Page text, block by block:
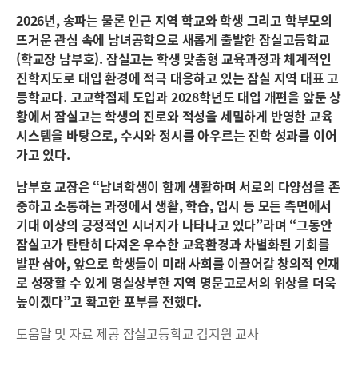
2026년, 송파는 물론 인근 지역 학교와 학생 그리고 학부모의
뜨거운 관심 속에 남녀공학으로 새롭게 출발한 잠실고등학교
(학교장 남부호). 잠실고는 학생 맞춤형 교육과정과 체계적인
진학지도로 대입 환경에 적극 대응하고 있는 잠실 지역 대표 고
등학교다. 고교학점제 도입과 2028학년도 대입 개편을 앞둔 상
황에서 잠실고는 학생의 진로와 적성을 세밀하게 반영한 교육
시스템을 바탕으로, 수시와 정시를 아우르는 진학 성과를 이어
가고 있다.
남부호 교장은 “남녀학생이 함께 생활하며 서로의 다양성을 존
중하고 소통하는 과정에서 생활, 학습, 입시 등 모든 측면에서
기대 이상의 긍정적인 시너지가 나타나고 있다”라며 “그동안
잠실고가 탄탄히 다져온 우수한 교육환경과 차별화된 기회를
발판 삼아, 앞으로 학생들이 미래 사회를 이끌어갈 창의적 인재
로 성장할 수 있게 명실상부한 지역 명문고로서의 위상을 더욱
높이겠다”고 확고한 포부를 전했다.
도움말 및 자료 제공 잠실고등학교 김지원 교사